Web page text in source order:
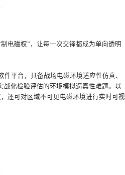
电磁权”，让每一次交锋都成为单向透明
平台，具备战场电磁环境适应性仿真、
战化检验评估的环境模拟逼真性难题。以
还可对区域不可见电磁环境进行实时可视